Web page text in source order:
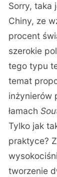
Sorry, taka
Chiny, ze
procent
szerokie
tego typu
temat
inżynierów
łamach
Tylko jak
praktyce?
tworzenie